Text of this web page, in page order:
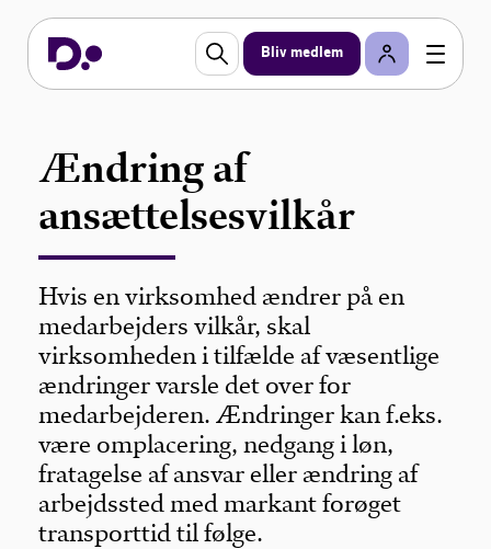
Bliv medlem
Ændring af
ansættelsesvilkår
Hvis en virksomhed ændrer på en
medarbejders vilkår, skal
virksomheden i tilfælde af væsentlige
ændringer varsle det over for
medarbejderen. Ændringer kan f.eks.
være omplacering, nedgang i løn,
fratagelse af ansvar eller ændring af
arbejdssted med markant forøget
transporttid til følge.